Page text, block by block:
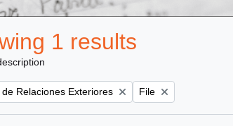
1 results
Relaciones Exteriores Remove filter:
File